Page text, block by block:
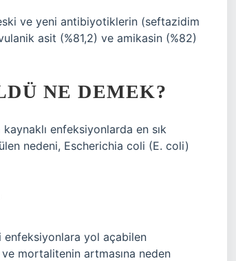
ve yeni antibiyotiklerin (seftazidim
asit (%81,2) ve amikasin (%82)
NE DEMEK?
enfeksiyonlarda en sık
nedeni, Escherichia coli (E. coli)
yol açabilen
mortalitenin artmasına neden